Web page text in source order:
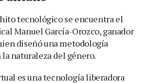
tecnológico se encuentra el
Manuel García-Orozco, ganador
diseñó una metodología
la naturaleza del género.
es una tecnología liberadora